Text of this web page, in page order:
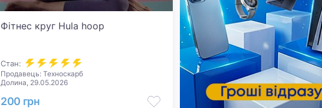
Фітнес круг Hula hoop
Стан:
Продавець: Техноскарб
Долина, 29.05.2026
200 грн